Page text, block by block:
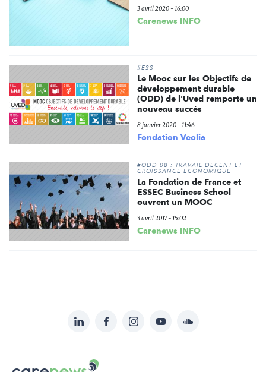
3 avril 2020 - 16:00
Carenews INFO
#ESS
Le Mooc sur les Objectifs de
développement durable
(ODD) de l'Uved remporte un
nouveau succès
8 janvier 2020 - 11:46
Fondation Veolia
#ODD 08 : TRAVAIL DÉCENT ET
CROISSANCE ÉCONOMIQUE
La Fondation de France et
ESSEC Business School
ouvrent un MOOC
3 avril 2017 - 15:02
Carenews INFO
LinkedInFacebookInstagramYouTubeSoundcloud